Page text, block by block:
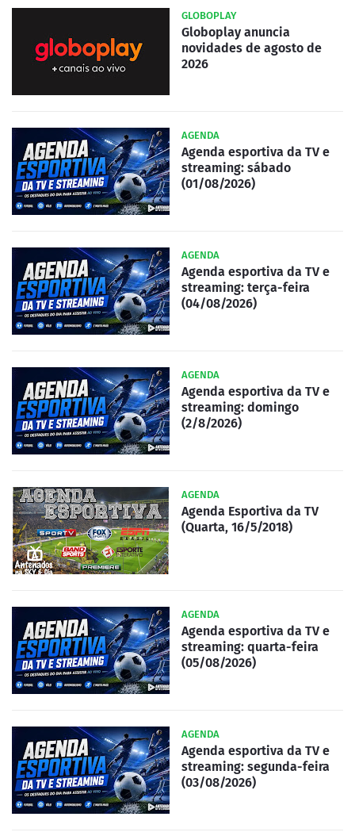
GLOBOPLAY
Globoplay anuncia
novidades de agosto de
2026
AGENDA
Agenda esportiva da TV e
streaming: sábado
(01/08/2026)
AGENDA
Agenda esportiva da TV e
streaming: terça-feira
(04/08/2026)
AGENDA
Agenda esportiva da TV e
streaming: domingo
(2/8/2026)
AGENDA
Agenda Esportiva da TV
(Quarta, 16/5/2018)
AGENDA
Agenda esportiva da TV e
streaming: quarta-feira
(05/08/2026)
AGENDA
Agenda esportiva da TV e
streaming: segunda-feira
(03/08/2026)